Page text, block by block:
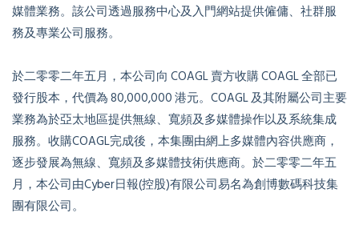
媒體業務。該公司透過服務中心及入門網站提供僱傭、社群服
務及專業公司服務。
於二零零二年五月，本公司向 COAGL 賣方收購 COAGL 全部已
發行股本，代價為 80,000,000 港元。COAGL 及其附屬公司主要
業務為於亞太地區提供無線、寬頻及多媒體操作以及系統集成
服務。收購COAGL完成後，本集團由網上多媒體內容供應商，
逐步發展為無線、寬頻及多媒體技術供應商。於二零零二年五
月，本公司由Cyber日報(控股)有限公司易名為創博數碼科技集
團有限公司。